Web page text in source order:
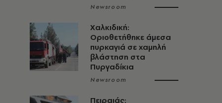
Newsroom
Χαλκιδική:
Οριοθετήθηκε άμεσα
πυρκαγιά σε χαμηλή
βλάστηση στα
Πυργαδίκια
Newsroom
Πειραιάς: